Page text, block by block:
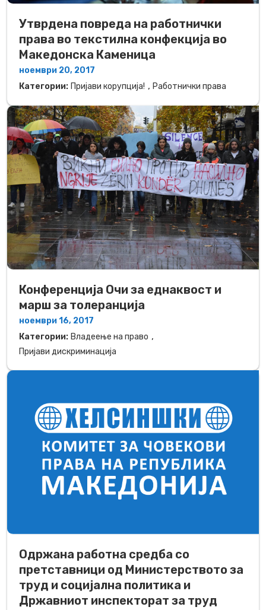
Утврдена повреда на работнички
права во текcтилна конфекција во
Македонска Каменица
ноември 20, 2017
Категории: Пријави корупција! , Работнички права
Конференција Очи за еднаквост и
марш за толеранција
ноември 16, 2017
Категории: Владеење на право ,
Пријави дискриминација
Одржана работна средба со
претставници од Министерството за
труд и социјална политика и
Државниот инспекторат за труд